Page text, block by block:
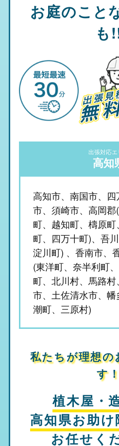
お庭のこと
も
出張対応エ
高知
高知市、南国市、
市、須崎市、高岡
町、越知町、檮原
町、四万十町)、吾
淀川町) 、香南市、
(東洋町、奈半利町
町、北川村、馬路
市、土佐清水市、
潮町、三原村)
私たちが理想の
す！
植木屋・
高知県お助け
お任せく